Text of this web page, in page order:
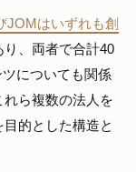
JOMはいずれも創
り、両者で合計40
についても関係
ら複数の法人を
的とした構造と